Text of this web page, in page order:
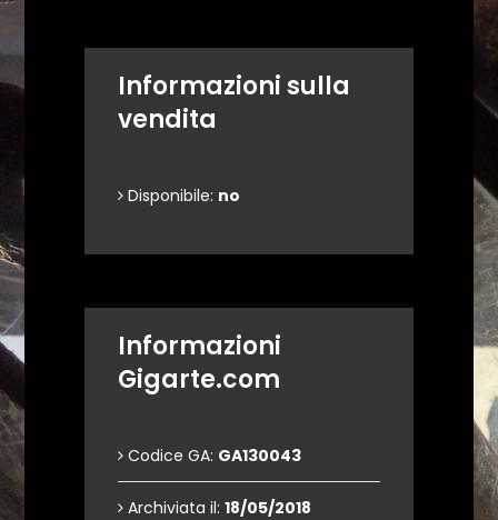
Informazioni sulla
vendita
Disponibile: no
Informazioni
Gigarte.com
Codice GA: GA130043
Archiviata il: 18/05/2018